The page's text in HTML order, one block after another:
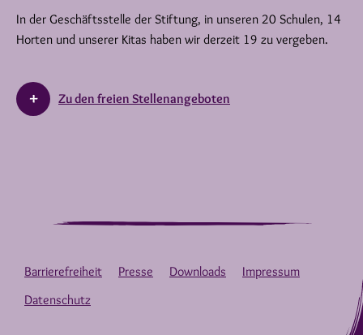
In der Geschäftsstelle der Stiftung, in unseren 20 Schulen, 14
Horten und unserer Kitas haben wir derzeit 19 zu vergeben.
Zu den freien Stellenangeboten
Barrierefreiheit Presse Downloads
Impressum
Datenschutz